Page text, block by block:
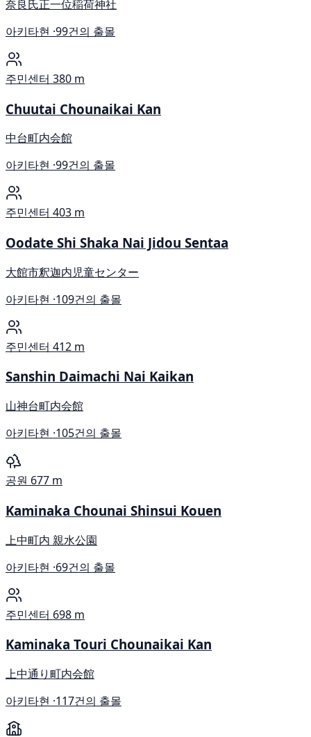
奈良氏正一位稲荷神社
아키타현 ·99건의 출몰
주민센터 380 m
Chuutai Chounaikai Kan
中台町内会館
아키타현 ·99건의 출몰
주민센터 403 m
Oodate Shi Shaka Nai Jidou Sentaa
大館市釈迦内児童センター
아키타현 ·109건의 출몰
주민센터 412 m
Sanshin Daimachi Nai Kaikan
山神台町内会館
아키타현 ·105건의 출몰
공원 677 m
Kaminaka Chounai Shinsui Kouen
上中町内 親水公園
아키타현 ·69건의 출몰
주민센터 698 m
Kaminaka Touri Chounaikai Kan
上中通り町内会館
아키타현 ·117건의 출몰